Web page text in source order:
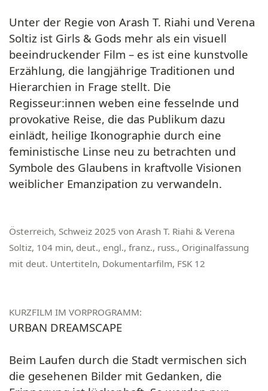
Unter der Regie von Arash T. Riahi und Verena
Soltiz ist Girls & Gods mehr als ein visuell
beeindruckender Film – es ist eine kunstvolle
Erzählung, die langjährige Traditionen und
Hierarchien in Frage stellt. Die
Regisseur:innen weben eine fesselnde und
provokative Reise, die das Publikum dazu
einlädt, heilige Ikonographie durch eine
feministische Linse neu zu betrachten und
Symbole des Glaubens in kraftvolle Visionen
weiblicher Emanzipation zu verwandeln.
Österreich, Schweiz 2025 von Arash T. Riahi & Verena
Soltiz, 104 min, deut., engl., franz., russ., Originalfassung
mit deut. Untertiteln, Dokumentarfilm, FSK 12
KURZFILM IM VORPROGRAMM:
URBAN DREAMSCAPE
Beim Laufen durch die Stadt vermischen sich
die gesehenen Bilder mit Gedanken, die